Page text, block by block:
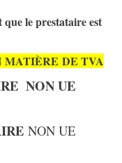
le prestataire est
MATIÈRE DE TVA
NON UE
NON UE